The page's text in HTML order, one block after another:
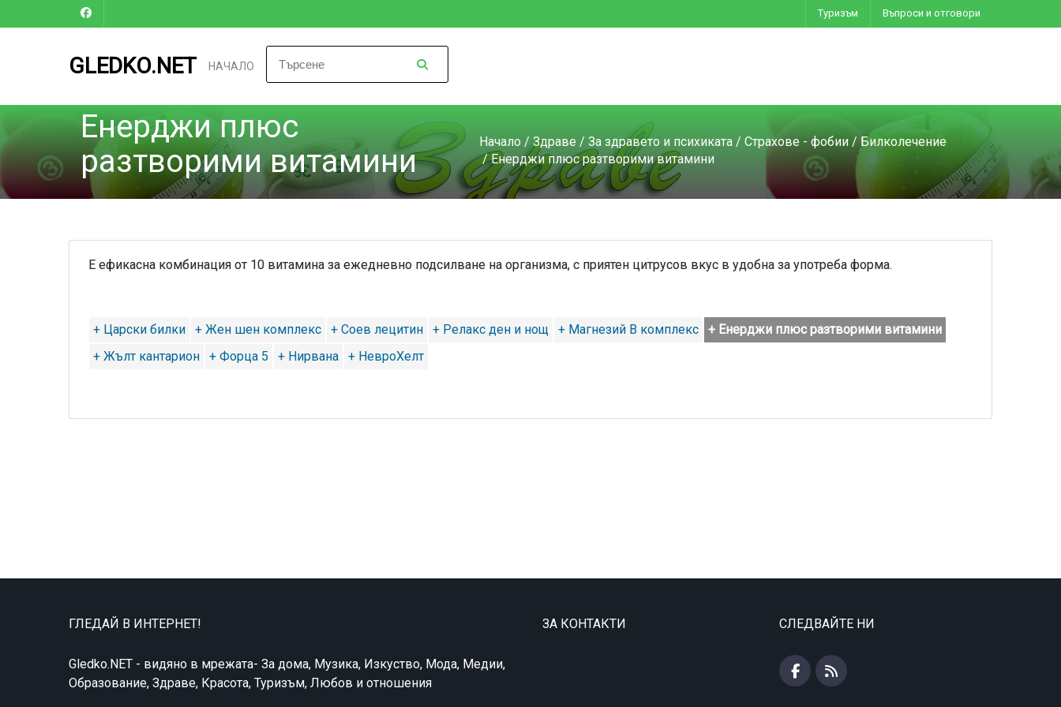
Туризъм Въпроси и отговори
GLEDKO.NET НАЧАЛО
Енерджи плюс
разтворими витамини
Начало / Здраве / За здравето и психиката / Страхове - фобии /Билколечение
/ Енерджи плюс разтворими витамини
Е ефикасна комбинация от 10 витамина за ежедневно подсилване на организма, с приятен цитрусов вкус в удобна за употреба форма.
+ Царски билки + Жен шен комплекс + Соев лецитин + Релакс ден и нощ + Магнезий В комплекс
+ Енерджи плюс разтворими витамини
+ Жълт кантарион
+ Форца 5 + Нирвана + НевроХелт
ГЛЕДАЙ В ИНТЕРНЕТ!
Gledko.NET - видяно в мрежата- За дома, Музика, Изкуство, Мода, Медии,
Образование, Здраве, Красота, Туризъм, Любов и отношения
ЗА КОНТАКТИ СЛЕДВАЙТЕ НИ